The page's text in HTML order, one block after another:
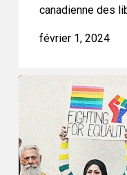
canadienne des
février 1, 2024
L’ACLC
qualité
pour